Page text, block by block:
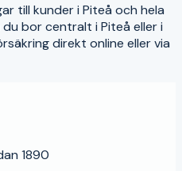
till kunder i Piteå och hela
du bor centralt i Piteå eller i
direkt online eller via
1890